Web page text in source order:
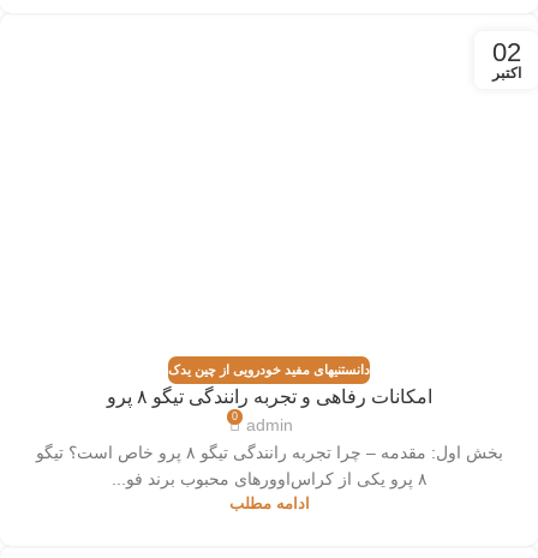
02
اکتبر
دانستنیهای مفید خودرویی از چین یدک
امکانات رفاهی و تجربه رانندگی تیگو ۸ پرو
admin
0
بخش اول: مقدمه – چرا تجربه رانندگی تیگو ۸ پرو خاص است؟ تیگو
۸ پرو یکی از کراس‌اوورهای محبوب برند فو...
ادامه مطلب